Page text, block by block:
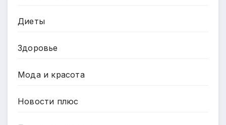
Диеты
Здоровье
Мода и красота
Новости плюс